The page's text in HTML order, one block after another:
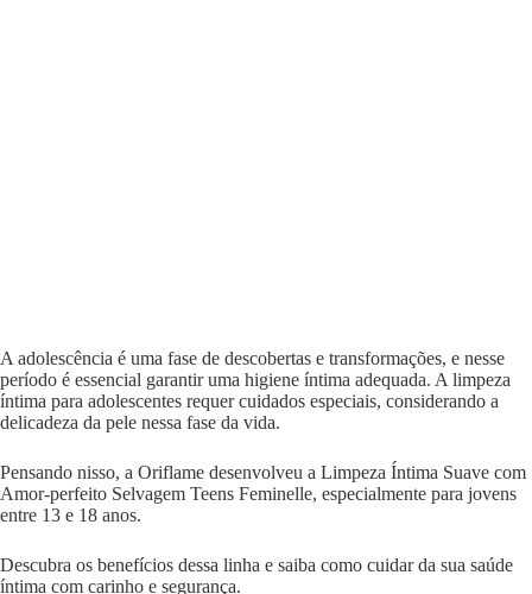
A adolescência é uma fase de descobertas e transformações, e nesse
período é essencial garantir uma higiene íntima adequada. A limpeza
íntima para adolescentes requer cuidados especiais, considerando a
delicadeza da pele nessa fase da vida.
Pensando nisso, a Oriflame desenvolveu a Limpeza Íntima Suave com
Amor-perfeito Selvagem Teens Feminelle, especialmente para jovens
entre 13 e 18 anos.
Descubra os benefícios dessa linha e saiba como cuidar da sua saúde
íntima com carinho e segurança.